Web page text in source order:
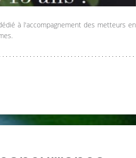
à l'accompagnement des metteurs en